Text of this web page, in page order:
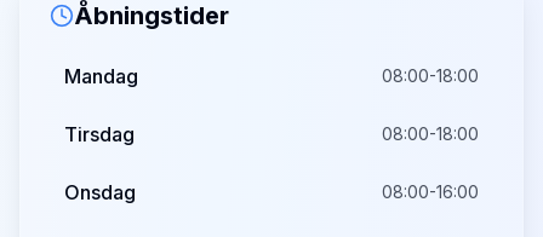
Åbningstider
Mandag 08:00-18:00
Tirsdag 08:00-18:00
Onsdag 08:00-16:00